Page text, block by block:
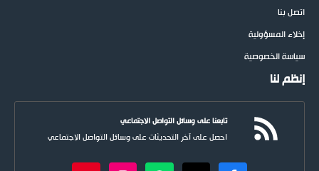
اتصل بنا
إخلاء المسؤولية
سياسة الخصوصية
إنظم لنا
تابعنا على وسائل التواصل الاجتماعي
احصل على آخر التحديثات على وسائل التواصل الاجتماعي